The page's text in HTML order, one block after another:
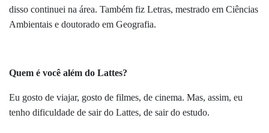
disso continuei na área. Também fiz Letras, mestrado em Ciências
Ambientais e doutorado em Geografia.
Quem é você além do Lattes?
Eu gosto de viajar, gosto de filmes, de cinema. Mas, assim, eu
tenho dificuldade de sair do Lattes, de sair do estudo.